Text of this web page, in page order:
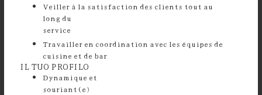
⁠Veiller à la satisfaction des clients tout au
long du
service
Travailler en coordination avec les équipes de
cuisine et de bar
IL TUO PROFILO
Dynamique et